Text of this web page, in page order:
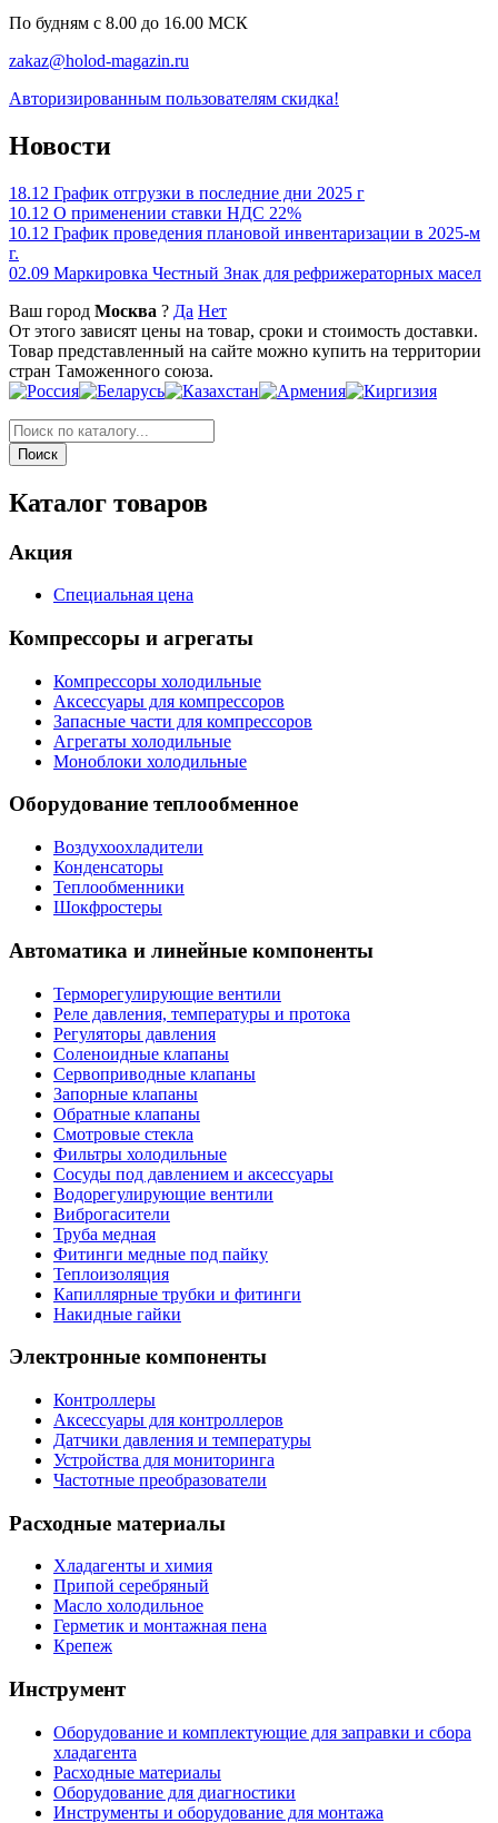
По будням c 8.00 до 16.00 МСК
zakaz@holod-magazin.ru
Авторизированным пользователям скидка!
Новости
18.12 График отгрузки в последние дни 2025 г
10.12 О применении ставки НДС 22%
10.12 График проведения плановой инвентаризации в 2025-м
г.
02.09 Маркировка Честный Знак для рефрижераторных масел
Ваш город Москва ? Да Нет
От этого зависят цены на товар, сроки и стоимость доставки.
Товар представленный на сайте можно купить на территории
стран Таможенного союза.
Каталог товаров
Акция
Специальная цена
Компрессоры и агрегаты
Компрессоры холодильные
Аксессуары для компрессоров
Запасные части для компрессоров
Агрегаты холодильные
Моноблоки холодильные
Оборудование теплообменное
Воздухоохладители
Конденсаторы
Теплообменники
Шокфростеры
Автоматика и линейные компоненты
Терморегулирующие вентили
Реле давления, температуры и протока
Регуляторы давления
Соленоидные клапаны
Сервоприводные клапаны
Запорные клапаны
Обратные клапаны
Смотровые стекла
Фильтры холодильные
Сосуды под давлением и аксессуары
Водорегулирующие вентили
Виброгасители
Труба медная
Фитинги медные под пайку
Теплоизоляция
Капиллярные трубки и фитинги
Накидные гайки
Электронные компоненты
Контроллеры
Аксессуары для контроллеров
Датчики давления и температуры
Устройства для мониторинга
Частотные преобразователи
Расходные материалы
Хладагенты и химия
Припой серебряный
Масло холодильное
Герметик и монтажная пена
Крепеж
Инструмент
Оборудование и комплектующие для заправки и сбора
хладагента
Расходные материалы
Оборудование для диагностики
Инструменты и оборудование для монтажа